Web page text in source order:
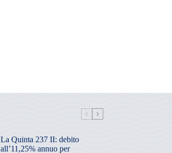
La Quinta 237 II: debito
all’11,25% annuo per